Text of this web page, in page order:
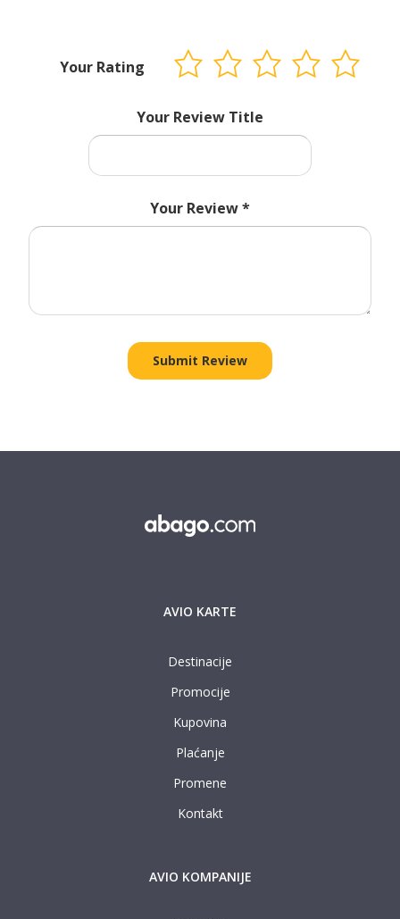
Your Rating
Your Review Title
Your Review*
AVIO KARTE
Destinacije
Promocije
Kupovina
Plaćanje
Promene
Kontakt
AVIO KOMPANIJE